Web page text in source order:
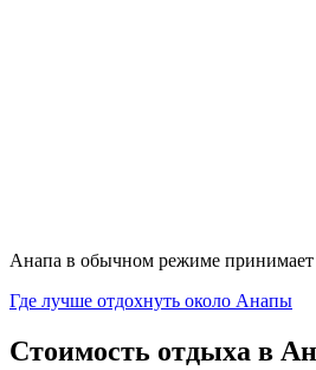
Анапа в обычном режиме принимает
Где лучше отдохнуть около Анапы
Стоимость отдыха в